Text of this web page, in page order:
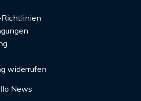
widerrufen
News